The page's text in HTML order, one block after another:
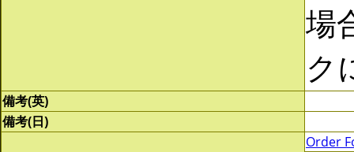
場
ク
備考(英)
備考(日)
Order